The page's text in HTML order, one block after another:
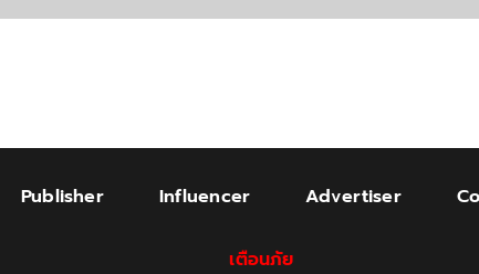
Publisher Influencer Advertiser
เตือนภัย